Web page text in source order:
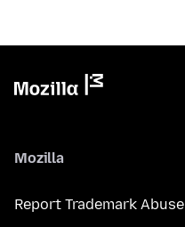
Mozilla
Report Trademark Abuse